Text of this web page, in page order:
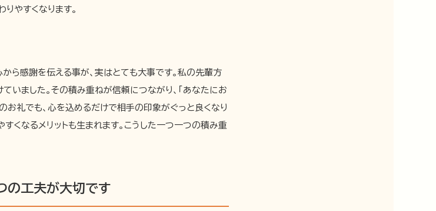
やすくなります。
から感謝を伝える事が、実はとても大事です。私の先輩方
いました。その積み重ねが信頼につながり、「あなたにお
お礼でも、心を込めるだけで相手の印象がぐっと良くなり
くなるメリットも生まれます。こうした一つ一つの積み重
の工夫が大切です